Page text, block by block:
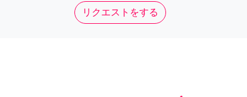
リクエストをする